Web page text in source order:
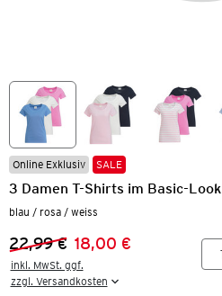
Online Exklusiv SALE
3 Damen T-Shirts im Basic-Look
blau / rosa / weiss
Vorheriger Preis:
22,99 €
Neuer Preis:18,00 €
inkl. MwSt. ggf.
zzgl. Versandkosten